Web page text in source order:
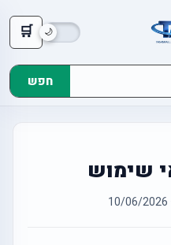
🛒
חפש
שימוש